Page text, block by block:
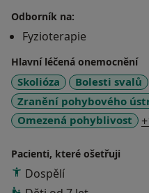
Odborník na:
Fyzioterapie
Hlavní léčená onemocnění
Skolióza Bolesti svalů
Zranění pohybového
Omezená pohyblivost
Pacienti, které ošetřuji
Dospělí